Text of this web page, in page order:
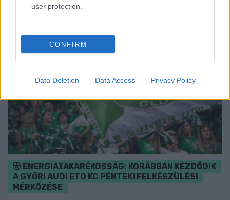
user protection.
CONFIRM
Data Deletion Data Access Privacy Policy
ENERGIATAKARÉKOSSÁG: KORÁBBAN KEZDŐDIK
A GYŐRI AUDI ETO KC PÉNTEKI FELKÉSZÜLÉSI
MÉRKŐZÉSE